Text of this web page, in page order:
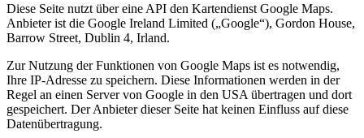
Diese Seite nutzt über eine API den Kartendienst Google Maps.
Anbieter ist die Google Ireland Limited („Google“), Gordon House,
Barrow Street, Dublin 4, Irland.
Zur Nutzung der Funktionen von Google Maps ist es notwendig,
Ihre IP-Adresse zu speichern. Diese Informationen werden in der
Regel an einen Server von Google in den USA übertragen und dort
gespeichert. Der Anbieter dieser Seite hat keinen Einfluss auf diese
Datenübertragung.